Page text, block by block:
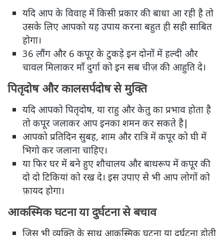
यदि आप के विवाह में किसी प्रकार की बाधा आ रही है तो
उसके लिए आपको यह उपाय करना बहुत ही सही साबित
होगा।
36 लौंग और 6 कपूर के टुकड़े इन दोनों में हल्दी और
चावल मिलाकर माँ दुर्गा को इन सब चीज़ की आहुति दे।
पितृदोष और कालसर्पदोष से मुक्ति
यदि आपको पितृदोष, या राहु और केतु का प्रभाव होता है
तो कपूर जलाकर आप इनका शमन कर सकते है|
आपको प्रतिदिन सुबह, शाम और रात्रि में कपूर को घी में
भिगो कर जलाना चाहिए।
या फिर घर में बने हुए शौचालय और बाथरूप में कपूर की
दो दो टिकियां को रख दे। इस उपाए से भी आप लोगों को
फ़ायद होगा।
आकस्मिक घटना या दुर्घटना से बचाव
जिस भी व्यक्ति के साथ आकस्मिक घटना या दुर्घटना होती